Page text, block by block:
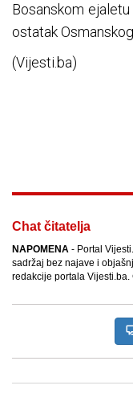
Bosanskom
ostatak
(Vijesti.ba)
Chat čitatelja
NAPOMENA - Portal
sadržaj bez najave i
redakcije portala